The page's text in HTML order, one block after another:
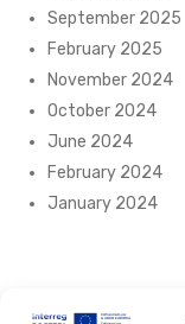
September 2025
February 2025
November 2024
October 2024
June 2024
February 2024
January 2024